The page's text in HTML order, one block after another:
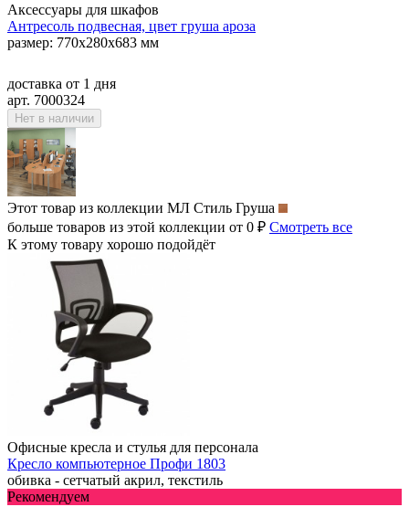
Аксессуары для шкафов
Антресоль подвесная, цвет груша ароза
размер: 770х280х683 мм
доставка от 1 дня
арт. 7000324
Нет в наличии
Этот товар из коллекции МЛ Стиль Груша
больше товаров из этой коллекции от 0 ₽ Смотреть все
К этому товару хорошо подойдёт
Офисные кресла и стулья для персонала
Кресло компьютерное Профи 1803
обивка - сетчатый акрил, текстиль
Рекомендуем